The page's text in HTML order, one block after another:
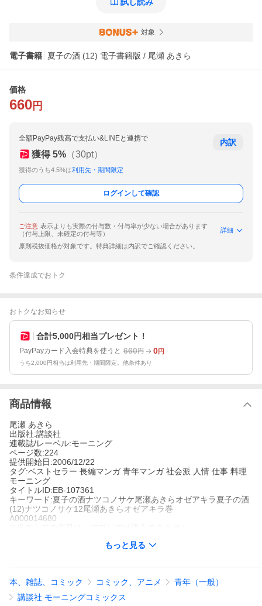
対象
電子書籍 夏子の酒 (12) 電子書籍版 / 尾瀬 あきら
価格
660 円
全額PayPay残高で支払い&LINEと連携で
獲得 5% （30pt）
獲得のうち4.5%は利用先・期間限定
内訳
ログインして確認
ご注意 表示よりも実際の付与数・付与率が少ない場合があります
（付与上限、未確定の付与等）
詳細
原則税抜価格が対象です。特典詳細は内訳でご確認ください。
条件達成でおトク
おトクなお知らせ
合計5,000円相当プレゼント！
PayPayカード入会特典を使うと 660円 0円
うち2,000円相当は利用先・期間限定。他条件あり
商品情報
尾瀬 あきら
出版社:講談社
連載誌/レーベル:モーニング
ページ数:224
提供開始日:2006/12/22
タグ:ベストセラー 長編マンガ 青年マンガ 社会派 人情 仕事 料理
モーニング
タイトルID:EB-107361
キーワード:夏子の酒ナツコノサケ尾瀬あきらオゼアキラ夏子の酒
(12)ナツコノサケ12尾瀬あきらオゼアキラ巻
A000014680
不調を押して酒米「龍錦」による吟醸の造りに参加し、異なる条
件でのタンク2本の仕込みを終えた山田杜氏(とうじ)のじっちゃん
が高熱に倒れたとき、3本目の造りは、新米杜氏の草壁に託され
もっと見る
本、雑誌、コミック コミック、アニメ
青年（一般）
講談社 モーニングコミックス